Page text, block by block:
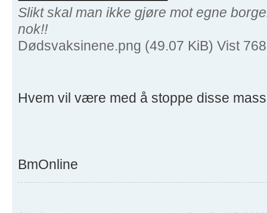
Slikt skal man ikke gjøre mot egne
nok!!
Dødsvaksinene.png (49.07 KiB) Vist
Hvem vil være med å stoppe disse
BmOnline